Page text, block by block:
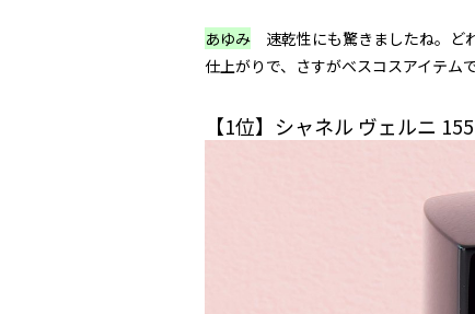
あゆみ 速乾性にも驚きましたね。ど
仕上がりで、さすがベスコスアイテム
【1位】シャネル ヴェルニ 155